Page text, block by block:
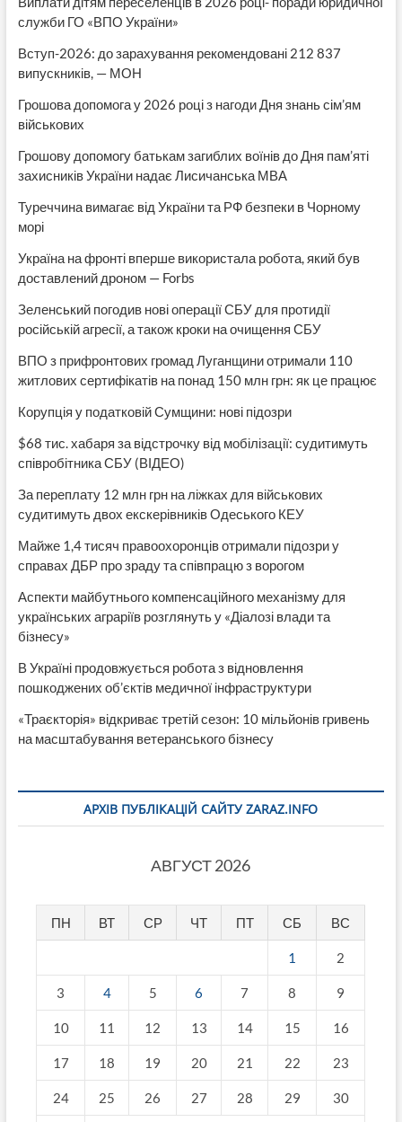
служби ГО «ВПО України»
Вступ-2026: до зарахування рекомендовані 212 837
випускників, — МОН
Грошова допомога у 2026 році з нагоди Дня знань сім’ям
військових
Грошову допомогу батькам загиблих воїнів до Дня пам’яті
захисників України надає Лисичанська МВА
Туреччина вимагає від України та РФ безпеки в Чорному
морі
Україна на фронті вперше використала робота, який був
доставлений дроном — Forbs
Зеленський погодив нові операції СБУ для протидії
російській агресії, а також кроки на очищення СБУ
ВПО з прифронтових громад Луганщини отримали 110
житлових сертифікатів на понад 150 млн грн: як це працює
Корупція у податковій Сумщини: нові підозри
$68 тис. хабаря за відстрочку від мобілізації: судитимуть
співробітника СБУ (ВІДЕО)
За переплату 12 млн грн на ліжках для військових
судитимуть двох екскерівників Одеського КЕУ
Майже 1,4 тисяч правоохоронців отримали підозри у
справах ДБР про зраду та співпрацю з ворогом
Аспекти майбутнього компенсаційного механізму для
українських аграріїв розглянуть у «Діалозі влади та
бізнесу»
В Україні продовжується робота з відновлення
пошкоджених об’єктів медичної інфраструктури
«Траєкторія» відкриває третій сезон: 10 мільйонів гривень
на масштабування ветеранського бізнесу
АРХІВ ПУБЛІКАЦІЙ САЙТУ ZARAZ.INFO
АВГУСТ 2026
ПН ВТ СР ЧТ ПТ СБ ВС
1 2
3 4 5 6 7 8 9
10 11 12 13 14 15 16
17 18 19 20 21 22 23
24 25 26 27 28 29 30